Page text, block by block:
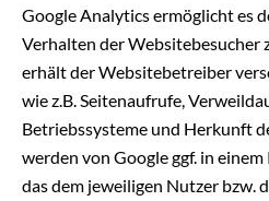
Google Analytics ermöglicht es
Verhalten der Websitebesucher
erhält der Websitebetreiber
wie z.B. Seitenaufrufe,
Betriebssysteme und Herkunft
werden von Google ggf. in
das dem jeweiligen Nutzer bzw.